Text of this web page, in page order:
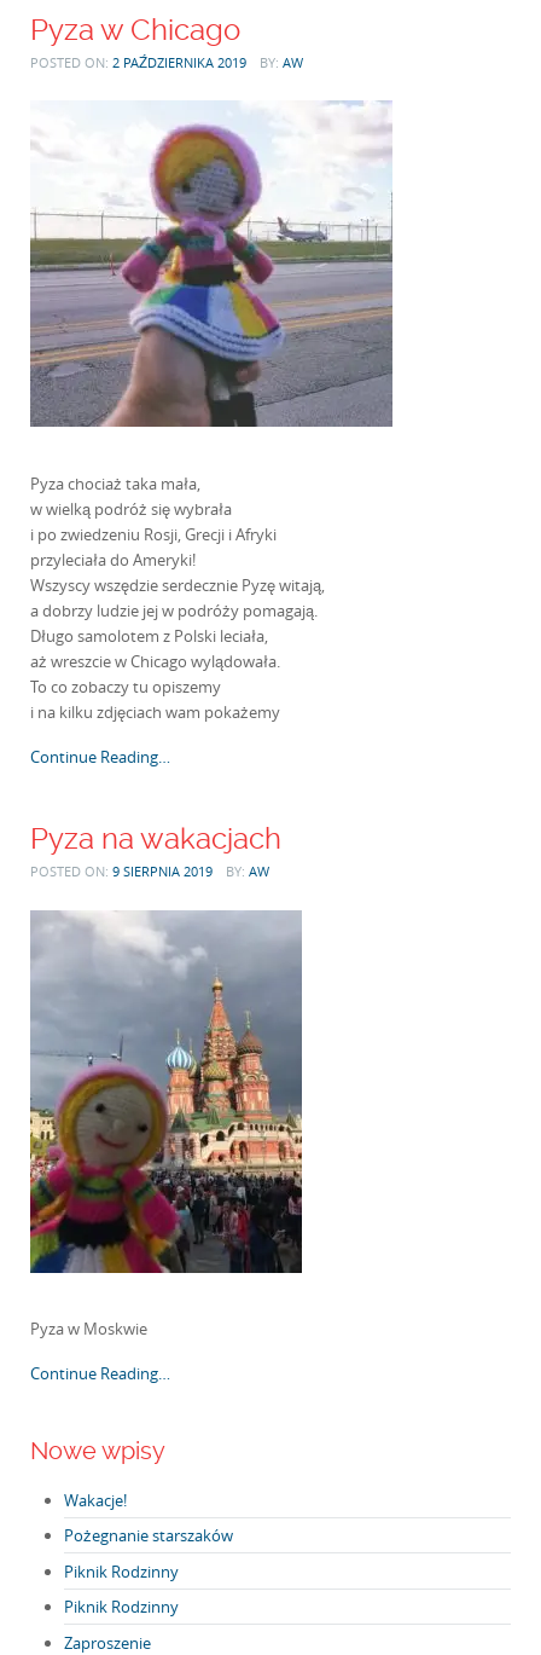
Pyza w Chicago
POSTED ON: 2 PAŹDZIERNIKA 2019 BY: AW
Pyza chociaż taka mała,
w wielką podróż się wybrała
i po zwiedzeniu Rosji, Grecji i Afryki
przyleciała do Ameryki!
Wszyscy wszędzie serdecznie Pyzę witają,
a dobrzy ludzie jej w podróży pomagają.
Długo samolotem z Polski leciała,
aż wreszcie w Chicago wylądowała.
To co zobaczy tu opiszemy
i na kilku zdjęciach wam pokażemy
Continue Reading…
Pyza na wakacjach
POSTED ON: 9 SIERPNIA 2019 BY: AW
Pyza w Moskwie
Continue Reading…
Nowe wpisy
Wakacje!
Pożegnanie starszaków
Piknik Rodzinny
Piknik Rodzinny
Zaproszenie